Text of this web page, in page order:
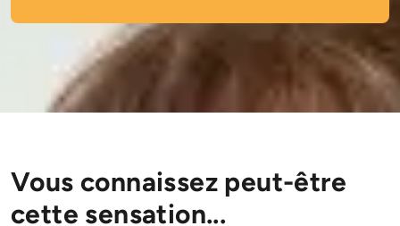
Vous connaissez peut-être
cette sensation...